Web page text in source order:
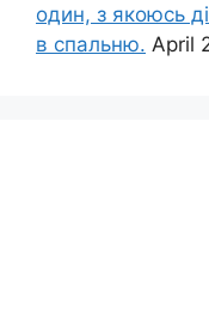
один, з якоюсь
в спальню. April